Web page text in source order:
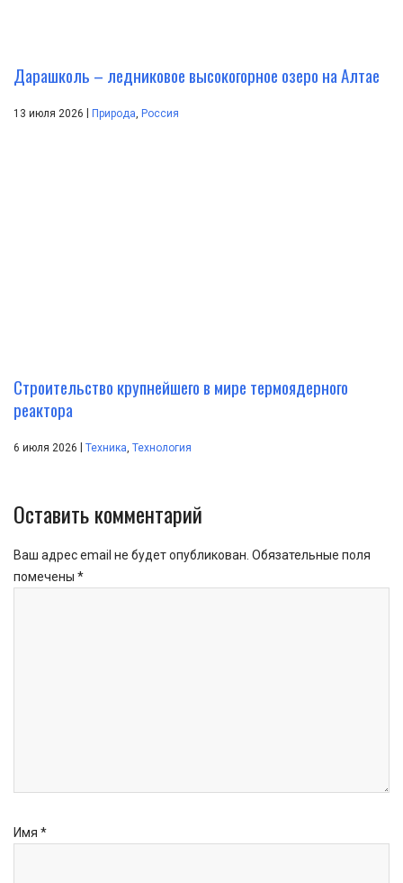
Дарашколь – ледниковое высокогорное озеро на Алтае
13 июля 2026 Природа, Россия
Строительство крупнейшего в мире термоядерного
реактора
6 июля 2026 | Техника Технология
Оставить комментарий
Ваш адрес email не будет опубликован. Обязательные поля
помечены *
Имя *